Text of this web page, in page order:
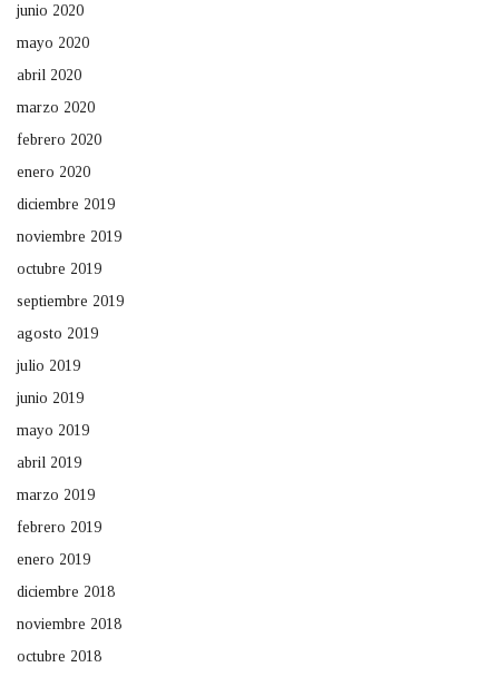
junio 2020
mayo 2020
abril 2020
marzo 2020
febrero 2020
enero 2020
diciembre 2019
noviembre 2019
octubre 2019
septiembre 2019
agosto 2019
julio 2019
junio 2019
mayo 2019
abril 2019
marzo 2019
febrero 2019
enero 2019
diciembre 2018
noviembre 2018
octubre 2018